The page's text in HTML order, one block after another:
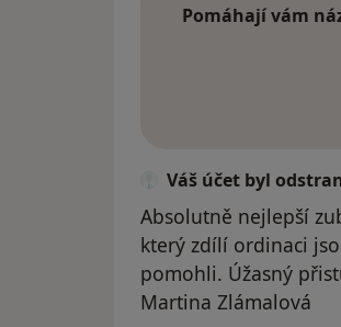
Pomáhají vám
Váš účet byl
Absolutně nejlepší
který zdílí ordinaci
pomohli. Úžasný
Martina Zlámalová